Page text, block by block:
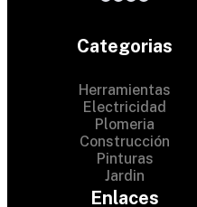
Categorias
Herramientas
Electricidad
Plomeria
Construcción
Pinturas
Jardin
Enlaces